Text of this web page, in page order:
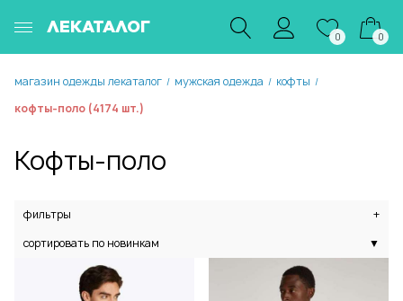
ЛЕКАТАЛОГ
0 0
магазин одежды лекаталог / мужская одежда / кофты /
кофты-поло (4174 шт.)
Кофты-поло
фильтры
+
сортировать по новинкам
▼